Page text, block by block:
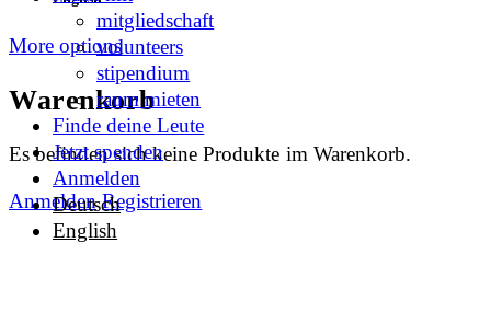
More options
Warenkorb
Es befinden sich keine Produkte im Warenkorb.
Anmelden Registrieren
mitgliedschaft
volunteers
stipendium
raum mieten
Finde deine Leute
Jetzt spenden
Anmelden
Deutsch
English